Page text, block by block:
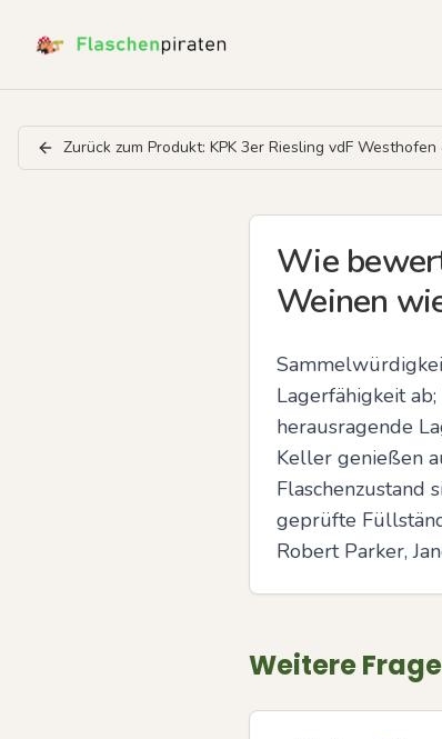
Zurück zum Produkt: KPK 3er Riesling vdF Westhofen
Wie
Weinen
Lagerfähigkeit
herausragende
Keller genießen
Flaschenzustand
geprüfte
Robert Parker,
Weitere